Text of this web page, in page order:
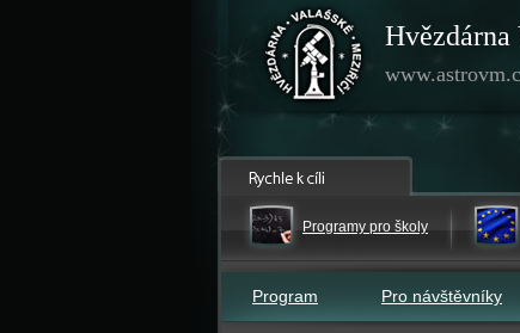
Programy pro školy
Program Pro návštěvníky